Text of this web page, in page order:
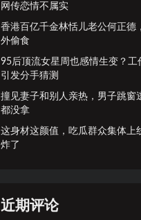
网传恋情不属实
香港百亿千金林恬儿老公何正德
外偷食
95后顶流女星周也感情生变？工
引发分手猜测
撞见妻子和别人亲热，男子跳窗
都没拿
这身材这颜值，吃瓜群众集体上
炸了
近期评论